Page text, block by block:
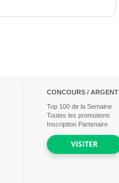
CONCOURS / ARGENT
Top 100 de la Semaine
Toutes les promotions
Inscription Partenaire
VISITER